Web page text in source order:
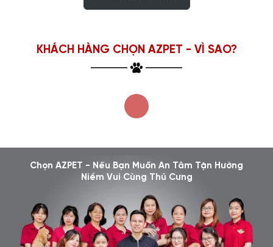
KHÁCH HÀNG CHỌN AZPET - VÌ SAO?
Chọn AZPET - Nếu Bạn Muốn An Tâm Tận Hưởng
Niềm Vui Cùng Thú Cưng